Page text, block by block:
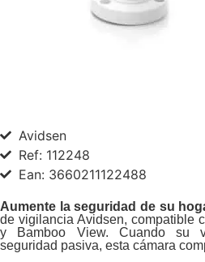
Avidsen
Ref: 112248
Ean: 3660211122488
Aumente la seguridad de su
de vigilancia Avidsen, compatible
y Bamboo View. Cuando su
seguridad pasiva, esta cámara